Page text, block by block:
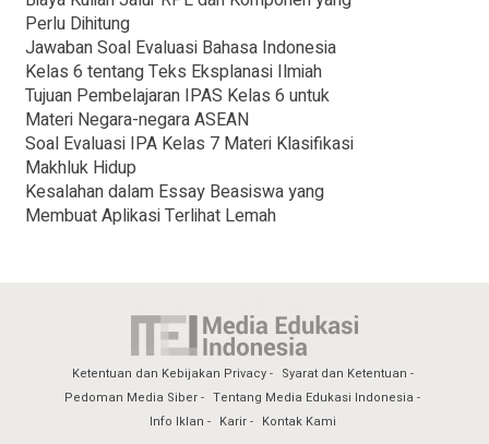
Perlu Dihitung
Jawaban Soal Evaluasi Bahasa Indonesia
Kelas 6 tentang Teks Eksplanasi Ilmiah
Tujuan Pembelajaran IPAS Kelas 6 untuk
Materi Negara-negara ASEAN
Soal Evaluasi IPA Kelas 7 Materi Klasifikasi
Makhluk Hidup
Kesalahan dalam Essay Beasiswa yang
Membuat Aplikasi Terlihat Lemah
Ketentuan dan Kebijakan Privacy
Syarat dan Ketentuan
Pedoman Media Siber
Tentang Media Edukasi Indonesia
Info Iklan
Karir Kontak Kami